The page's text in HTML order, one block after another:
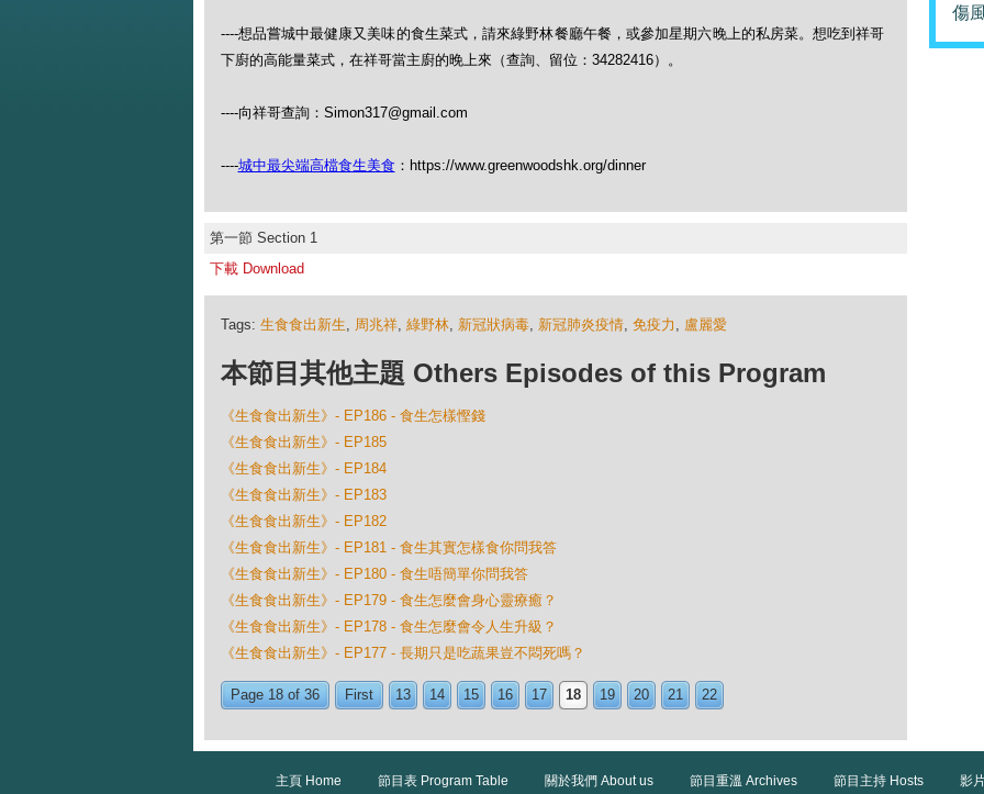
----想品嘗城中最健康又美味的食生菜式，請來綠野林餐廳午餐，或參加星期六晚上的私房菜。想吃到祥哥
下廚的高能量菜式，在祥哥當主廚的晚上來（查詢、留位：34282416）。
----向祥哥查詢：Simon317@gmail.com
----城中最尖端高檔食生美食 ：https://www.greenwoodshk.org/dinner
第一節 Section 1
下載 Download
Tags: 生食食出新生, 周兆祥, 綠野林, 新冠狀病毒, 新冠肺炎疫情, 免疫力 , 盧麗愛
本節目其他主題 Others Episodes of this Program
《生食食出新生》- EP186 - 食生怎樣慳錢
《生食食出新生》- EP185
《生食食出新生》- EP184
《生食食出新生》- EP183
《生食食出新生》- EP182
《生食食出新生》- EP181 - 食生其實怎樣食你問我答
《生食食出新生》- EP180 - 食生唔簡單你問我答
《生食食出新生》- EP179 - 食生怎麼會身心靈療癒？
《生食食出新生》- EP178 - 食生怎麼會令人生升級？
《生食食出新生》- EP177 - 長期只是吃蔬果豈不悶死嗎？
Page 18 of 36 First 13 14 15 16 17 18 19 20 21 22
傷
主頁 Home 節目表 Program Table 關於我們 About us 節目重溫 Archives 節目主持 Hosts 影